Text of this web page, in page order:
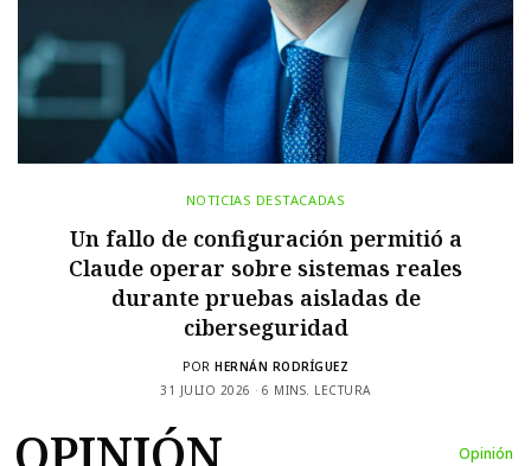
NOTICIAS DESTACADAS
Un fallo de configuración permitió a
Claude operar sobre sistemas reales
durante pruebas aisladas de
ciberseguridad
POR HERNÁN RODRÍGUEZ
31 JULIO 2026
6 MINS. LECTURA
Opinión